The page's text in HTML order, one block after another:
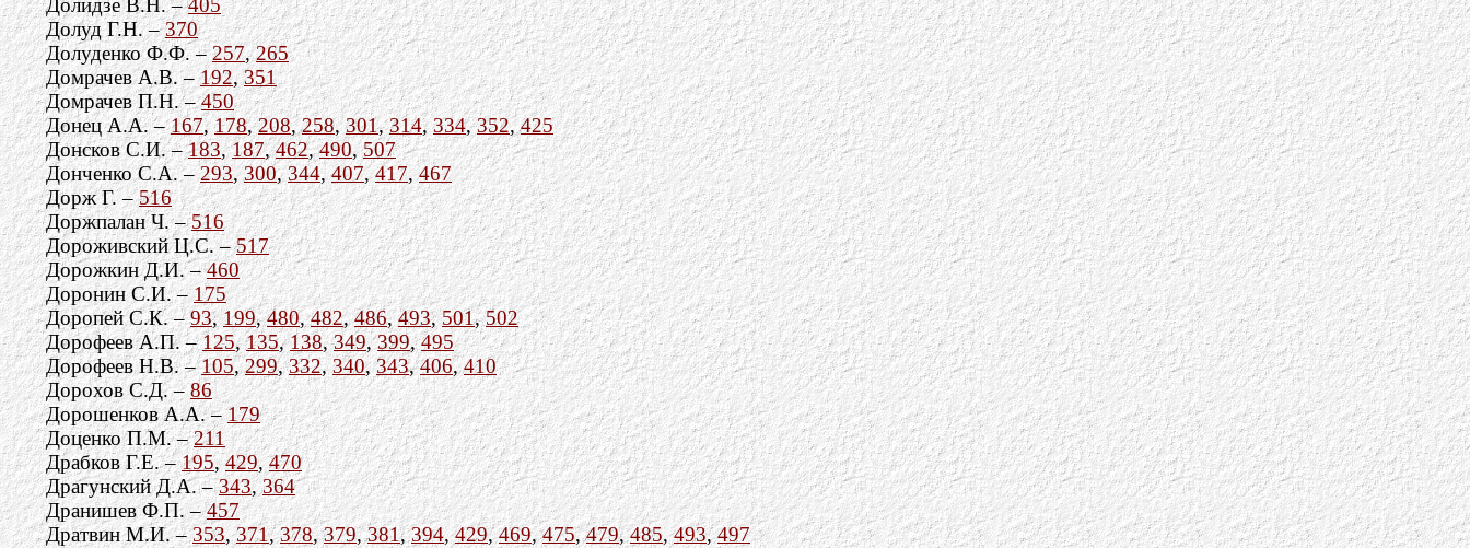
Долидзе В.Н. –405
Долуд Г.Н. –370
Долуденко Ф.Ф. –257,265
Домрачев А.В. –192,351
Домрачев П.Н. –450
Донец А.А. –167,178,208,258,301,314,334,352,425
Донсков С.И. –183,187,462,490,507
Донченко С.А. –293,300,344,407,417,467
Дорж Г. –516
Доржпалан Ч. –516
Дороживский Ц.С. –517
Дорожкин Д.И. –460
Доронин С.И. –175
Доропей С.К. –93,199,480,482,486,493,501,502
Дорофеев А.П. –125,135,138,349,399,495
Дорофеев Н.В. –105,299,332,340,343,406,410
Дорохов С.Д. –86
Дорошенков А.А. –179
Доценко П.М. –211
Драбков Г.Е. –195,429,470
Драгунский Д.А. –343,364
Дранишев Ф.П. –457
Дратвин М.И. –353,371,378,379,381,394,429,469,475,479,485,493,497